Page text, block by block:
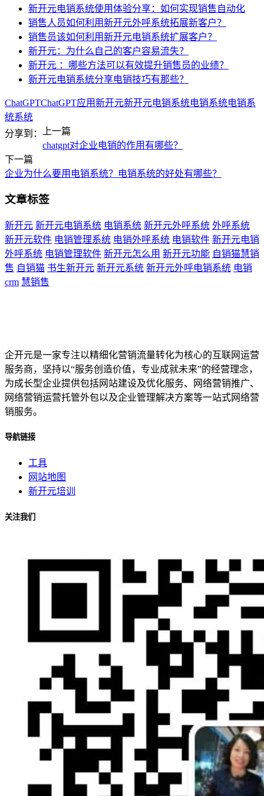
新开元电销系统使用体验分享：如何实现销售自动化
销售人员如何利用新开元外呼系统拓展新客户？
销售员该如何利用新开元电销系统扩展客户？
新开元：为什么自己的客户容易流失？
新开元 ：哪些方法可以有效提升销售员的业绩？
新开元电销系统分享电销技巧有那些？
ChatGPTChatGPT应用新开元新开元电销系统电销系统电销系
统系统
分享到：
上一篇
chatgpt对企业电销的作用有哪些？
下一篇
企业为什么要用电销系统？电销系统的好处有哪些？
文章标签
新开元 新开元电销系统 电销系统 新开元外呼系统 外呼系统
新开元软件 电销管理系统 电销外呼系统 电销软件 新开元电销
外呼系统 电销管理软件 新开元怎么用 新开元功能 自销猫慧销
售 自销猫 书生新开元 新开元系统 新开元外呼电销系统 电销
crm 慧销售
企开元是一家专注以精细化营销流量转化为核心的互联网运营
服务商，坚持以“服务创造价值，专业成就未来”的经营理念，
为成长型企业提供包括网站建设及优化服务、网络营销推广、
网络营销运营托管外包以及企业管理解决方案等一站式网络营
销服务。
导航链接
工具
网站地图
新开元培训
关注我们